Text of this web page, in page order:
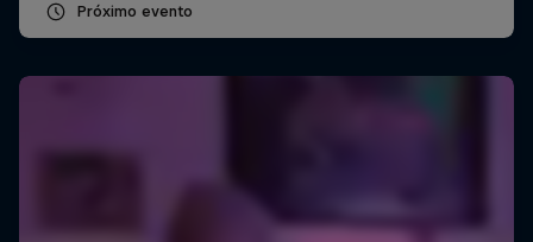
Próximo evento